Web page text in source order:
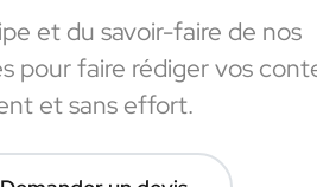
et du savoir-faire de nos
pour faire rédiger vos
et sans effort.